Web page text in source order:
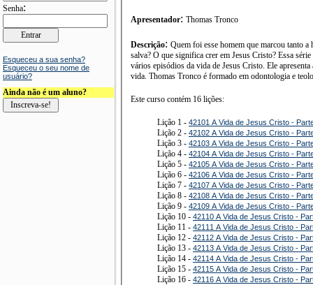
Senha:
Esqueceu a sua senha?
Esqueceu o seu nome de
usuário?
Ainda não é um aluno?
Apresentador: Thomas Tronco
Descrição: Quem foi esse homem que marcou tanto a história? O que a Bíblia diz sobre Jesus? O que significa que Jesus é o Cristo? Se
salva? O que significa crer em Jesus Cristo? Essa série de estudos sobre a vida de Jesus Cristo vai responder essas e muitas outras perguntas. Esse curso trata de
vários episódios da vida de Jesus Cristo. Ele apresenta a pessoa, os ensinos, os milagres e a obra de Jesus e demonstra as lições que precisamos tirar para nossa
Este curso contém 16 lições:
Lição 1 - 42101 A Vida de Jesus Cristo -
Lição 2 - 42102 A Vida de Jesus Cristo -
Lição 3 - 42103 A Vida de Jesus Cristo -
Lição 4 - 42104 A Vida de Jesus Cristo -
Lição 5 - 42105 A Vida de Jesus Cristo -
Lição 6 - 42106 A Vida de Jesus Cristo -
Lição 7 - 42107 A Vida de Jesus Cristo -
Lição 8 - 42108 A Vida de Jesus Cristo -
Lição 9 - 42109 A Vida de Jesus Cristo -
Lição 10 - 42110 A Vida de Jesus Cristo -
Lição 11 - 42111 A Vida de Jesus Cristo -
Lição 12 - 42112 A Vida de Jesus Cristo -
Lição 13 - 42113 A Vida de Jesus Cristo -
Lição 14 - 42114 A Vida de Jesus Cristo -
Lição 15 - 42115 A Vida de Jesus Cristo -
Lição 16 - 42116 A Vida de Jesus Cristo -